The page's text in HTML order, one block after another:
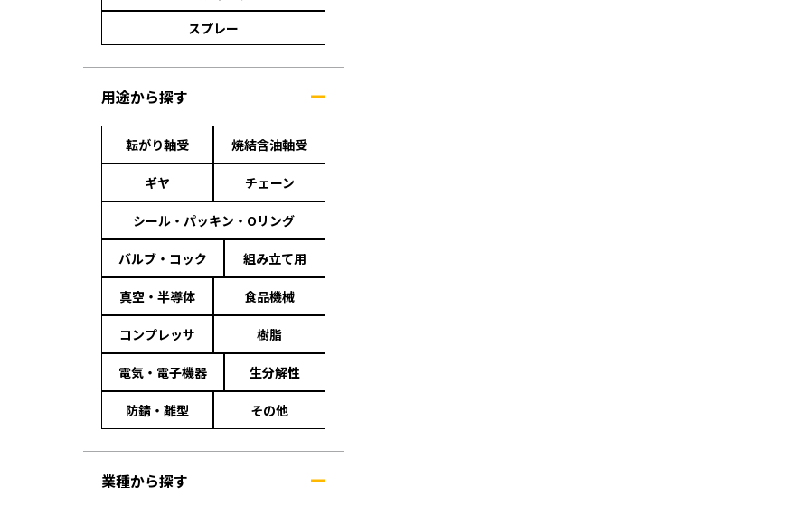
スプレー
用途から探す
転がり軸受 焼結含油軸受
ギヤ チェーン
シール・パッキン・Oリング
バルブ・コック 組み立て用
真空・半導体 食品機械
コンプレッサ 樹脂
電気・電子機器 生分解性
防錆・離型 その他
業種から探す